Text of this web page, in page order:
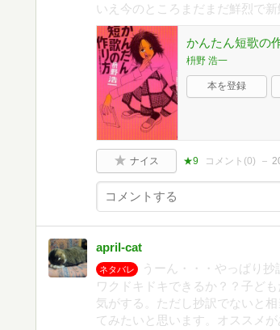
いえ今のところまだまだ鮮烈で新
かんたん短歌の
枡野 浩一
本を登録
ナイス ★9 コメント(0)
april-cat
ネタバレ
うーん・・・やっぱり
ワクドキドキできるか？？子ど
気がする。ただし抄訳でないと
てみたいと思います。オススメ